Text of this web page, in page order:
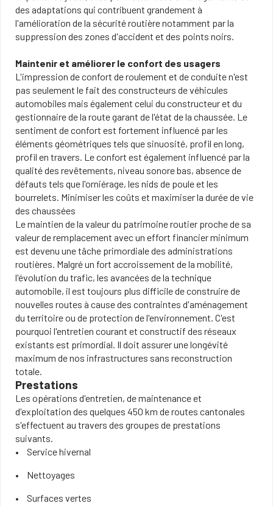
des adaptations qui contribuent grandement à
l'amélioration de la sécurité routière notamment par la
suppression des zones d'accident et des points noirs.
Maintenir et améliorer le confort des usagers
L'impression de confort de roulement et de conduite n'est
pas seulement le fait des constructeurs de véhicules
automobiles mais également celui du constructeur et du
gestionnaire de la route garant de l'état de la chaussée. Le
sentiment de confort est fortement influencé par les
éléments géométriques tels que sinuosité, profil en long,
profil en travers. Le confort est également influencé par la
qualité des revêtements, niveau sonore bas, absence de
défauts tels que l'orniérage, les nids de poule et les
bourrelets. Minimiser les coûts et maximiser la durée de vie
des chaussées
Le maintien de la valeur du patrimoine routier proche de sa
valeur de remplacement avec un effort financier minimum
est devenu une tâche primordiale des administrations
routières. Malgré un fort accroissement de la mobilité,
l'évolution du trafic, les avancées de la technique
automobile, il est toujours plus difficile de construire de
nouvelles routes à cause des contraintes d'aménagement
du territoire ou de protection de l'environnement. C'est
pourquoi l'entretien courant et constructif des réseaux
existants est primordial. Il doit assurer une longévité
maximum de nos infrastructures sans reconstruction
totale.
Prestations
Les opérations d'entretien, de maintenance et
d'exploitation des quelques 450 km de routes cantonales
s'effectuent au travers des groupes de prestations
suivants.
Service hivernal
Nettoyages
Surfaces vertes